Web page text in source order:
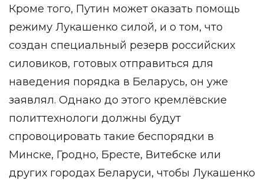
Кроме того, Путин может оказать помощь
режиму Лукашенко силой, и о том, что
создан специальный резерв российских
силовиков, готовых отправиться для
наведения порядка в Беларусь, он уже
заявлял. Однако до этого кремлёвские
политтехнологи должны будут
спровоцировать такие беспорядки в
Минске, Гродно, Бресте, Витебске или
других городах Беларуси, чтобы Лукашенко